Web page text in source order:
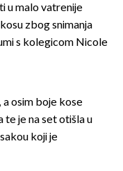
u malo vatrenije
zbog snimanja
s kolegicom Nicole
a osim boje kose
te je na set otišla u
koji je